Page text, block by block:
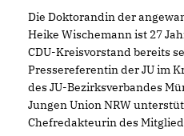
Die Doktorandin der
Heike Wischemann ist 27
CDU-Kreisvorstand bereits
Pressereferentin der JU im
des JU-Bezirksverbandes
Jungen Union NRW
Chefredakteurin des